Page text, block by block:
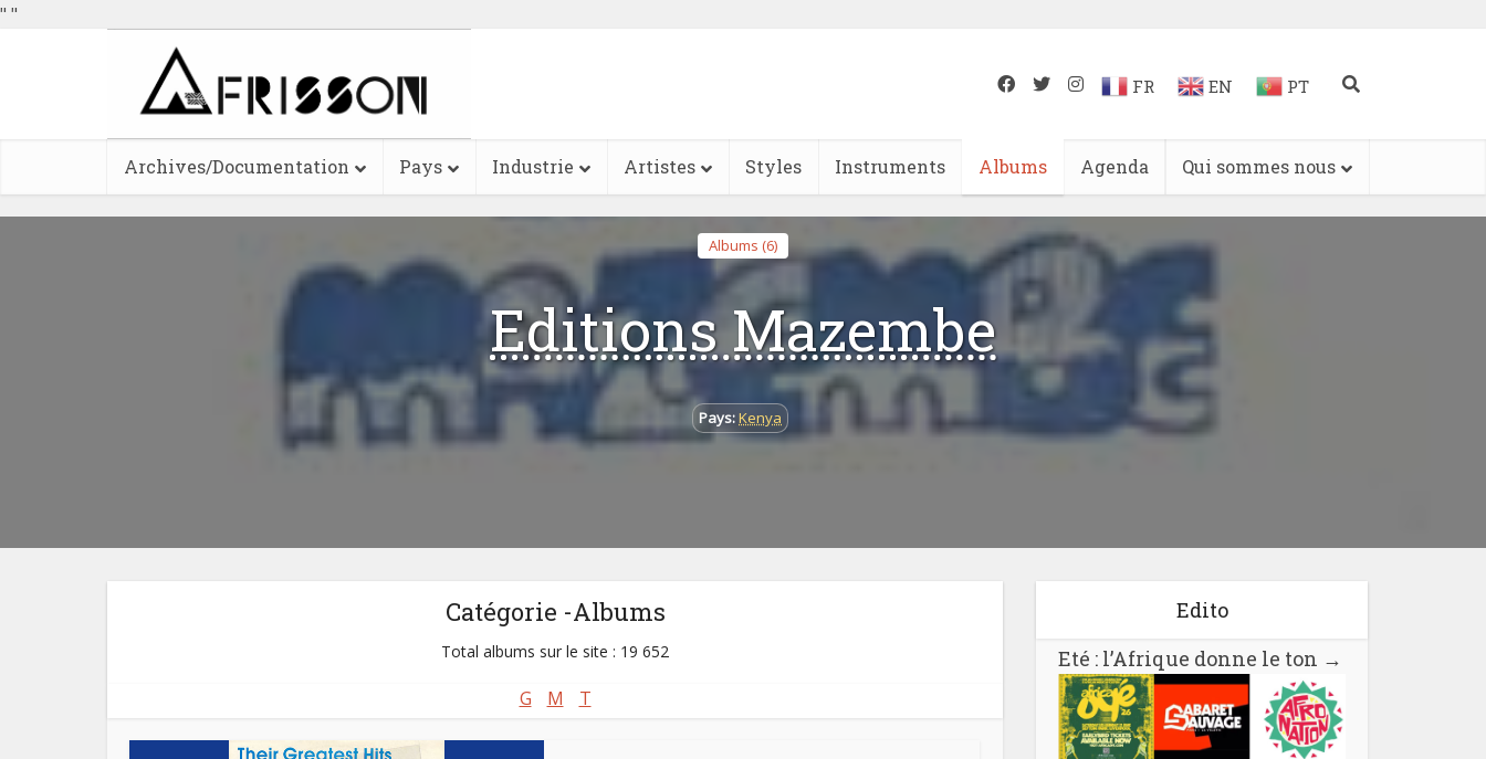
" "
FR EN PT
Archives/Documentation Pays Industrie Artistes Styles Instruments Albums Agenda Qui sommes nous
Albums (6)
Editions Mazembe
Pays:Kenya
Catégorie -Albums
Total albums sur le site : 19 652
G M T
Edito
Eté : l’Afrique donne le ton →